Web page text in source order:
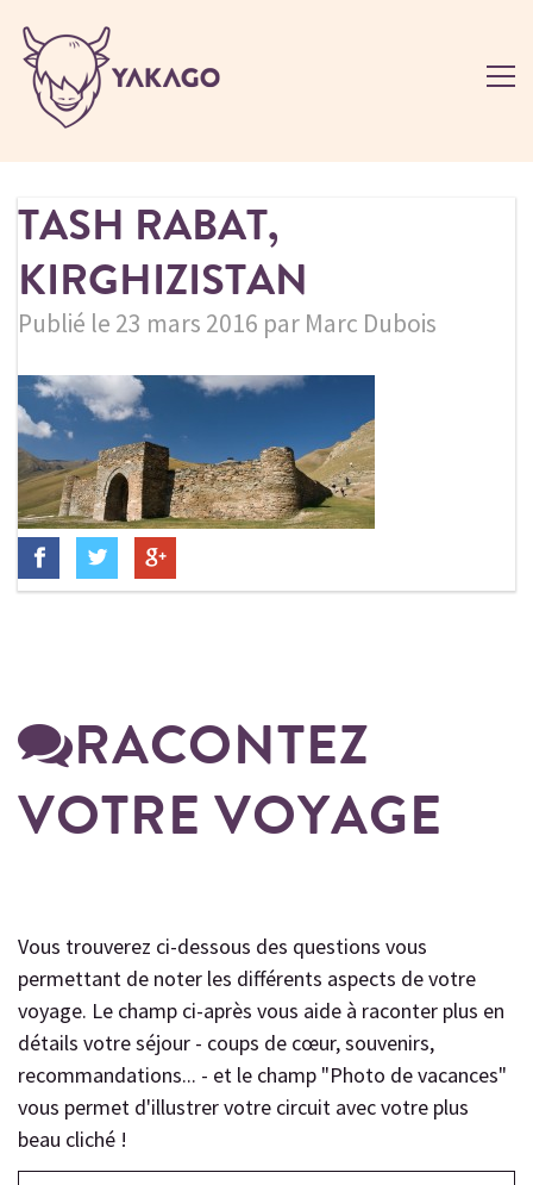
TASH RABAT,
KIRGHIZISTAN
Publié le 23 mars 2016 par Marc Dubois
RACONTEZ
VOTRE VOYAGE
Vous trouverez ci-dessous des questions vous
permettant de noter les différents aspects de votre
voyage. Le champ ci-après vous aide à raconter plus en
détails votre séjour - coups de cœur, souvenirs,
recommandations... - et le champ "Photo de vacances"
vous permet d'illustrer votre circuit avec votre plus
beau cliché !